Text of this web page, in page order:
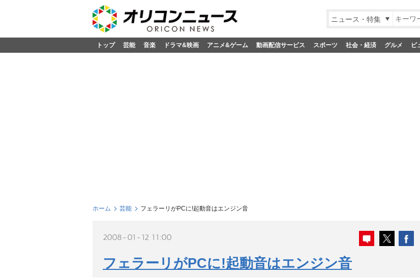
ニュース・特集
トップ 芸能 音楽 ドラマ&映画 アニメ&ゲーム 動画配信サービス スポーツ 社会・経済 グルメ ビ
ホーム 芸能 フェラーリがPCに!起動音はエンジン音
2008-01-12 11:00
フェラーリがPCに!起動音はエンジン音